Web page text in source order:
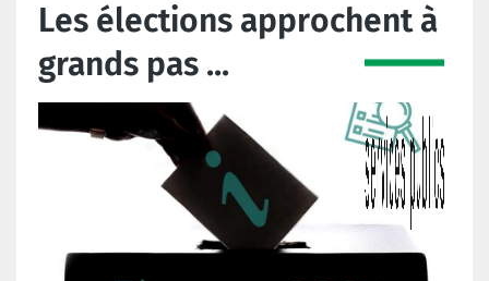
Les élections approchent à
grands pas ...